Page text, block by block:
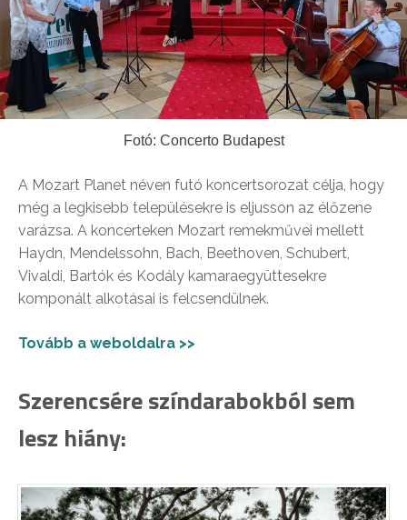
Fotó: Concerto Budapest
A Mozart Planet néven futó koncertsorozat célja, hogy
még a legkisebb településekre is eljusson az élőzene
varázsa. A koncerteken Mozart remekművei mellett
Haydn, Mendelssohn, Bach, Beethoven, Schubert,
Vivaldi, Bartók és Kodály kamaraegyüttesekre
komponált alkotásai is felcsendülnek.
Tovább a weboldalra >>
Szerencsére színdarabokból sem
lesz hiány: